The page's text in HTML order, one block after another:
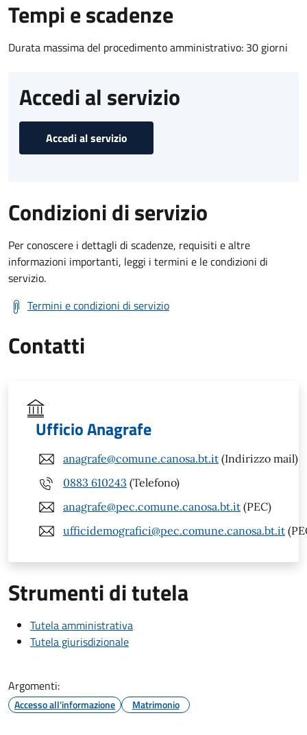
Tempi e scadenze
Durata massima del procedimento amministrativo: 30 giorni
Accedi al servizio
Accedi al servizio
Condizioni di servizio
Per conoscere i dettagli di scadenze, requisiti e altre
informazioni importanti, leggi i termini e le condizioni di
servizio.
Termini e condizioni di servizio
Contatti
Ufficio Anagrafe
anagrafe@comune.canosa.bt.it (Indirizzo mail)
0883 610243 (Telefono)
anagrafe@pec.comune.canosa.bt.it (PEC)
ufficidemografici@pec.comune.canosa.bt.it
Strumenti di tutela
Tutela amministrativa
Tutela giurisdizionale
Argomenti:
Accesso all'informazione Matrimonio